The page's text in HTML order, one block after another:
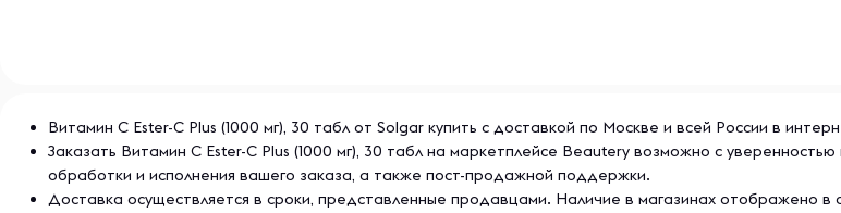
Витамин C Ester-C Plus (1000 мг), 30 табл от Solgar купить с доставкой по Москве и всей России в
Заказать Витамин C Ester-C Plus (1000 мг), 30 табл на маркетплейсе Beautery возможно с
обработки и исполнения вашего заказа, а также пост-продажной поддержки.
Доставка осуществляется в сроки, представленные продавцами. Наличие в магазинах отображено